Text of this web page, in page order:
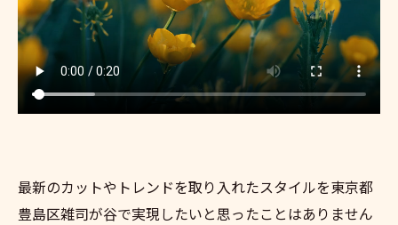
最新のカットやトレンドを取り入れたスタイルを東京都
豊島区雑司が谷で実現したいと思ったことはありません